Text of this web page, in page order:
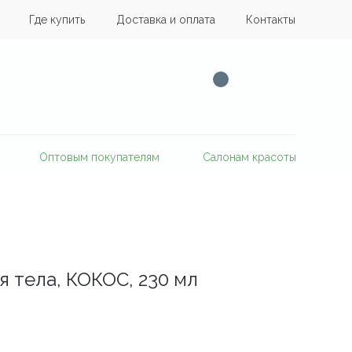
Оптовым покупателям Салонам красоты
Доставка и оплата
Где купить Контакты
тела, КОКОС, 230 мл